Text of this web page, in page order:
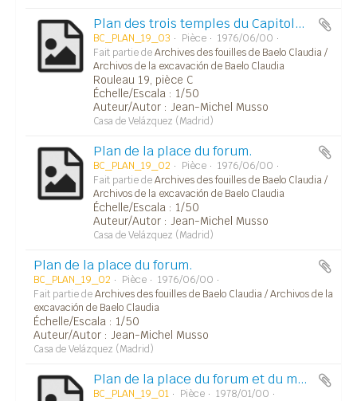
Plan des trois temples du Capitole et structures avoisinantes.
BC_PLAN_19_03 Pièce
1976/06/00
Fait partie deArchives des fouilles de Baelo Claudia /
Archivos de la excavación de Baelo Claudia
Rouleau 19, pièce C
Échelle/Escala : 1/50
Auteur/Autor : Jean-Michel Musso
Casa de Velázquez (Madrid)
Plan de la place du forum.
BC_PLAN_19_02 Pièce
1976/06/00
Fait partie deArchives des fouilles de Baelo Claudia /
Archivos de la excavación de Baelo Claudia
Échelle/Escala : 1/50
Auteur/Autor : Jean-Michel Musso
Casa de Velázquez (Madrid)
Plan de la place du forum.
BC_PLAN_19_02 Pièce
1976/06/00
Fait partie deArchives des fouilles de Baelo Claudia / Archivos de la
excavación de Baelo Claudia
Échelle/Escala : 1/50
Auteur/Autor : Jean-Michel Musso
Casa de Velázquez (Madrid)
Plan de la place du forum et du macellum.
BC_PLAN_19_01 Pièce
1978/01/00